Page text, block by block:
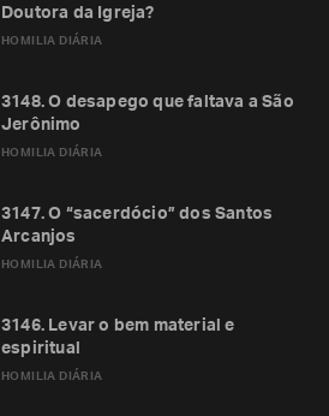
HOMILIA DIÁRIA
Doutora da Igreja?
HOMILIA DIÁRIA
3148. O desapego que faltava a São
Jerônimo
HOMILIA DIÁRIA
3147. O “sacerdócio” dos Santos
Arcanjos
HOMILIA DIÁRIA
3146. Levar o bem material e
espiritual